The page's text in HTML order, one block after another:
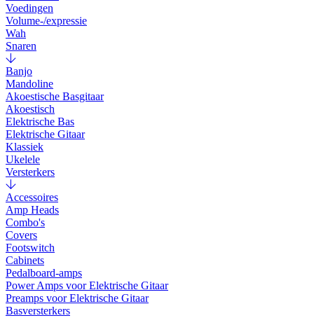
Voedingen
Volume-/expressie
Wah
Snaren
Banjo
Mandoline
Akoestische Basgitaar
Akoestisch
Elektrische Bas
Elektrische Gitaar
Klassiek
Ukelele
Versterkers
Accessoires
Amp Heads
Combo's
Covers
Footswitch
Cabinets
Pedalboard-amps
Power Amps voor Elektrische Gitaar
Preamps voor Elektrische Gitaar
Basversterkers